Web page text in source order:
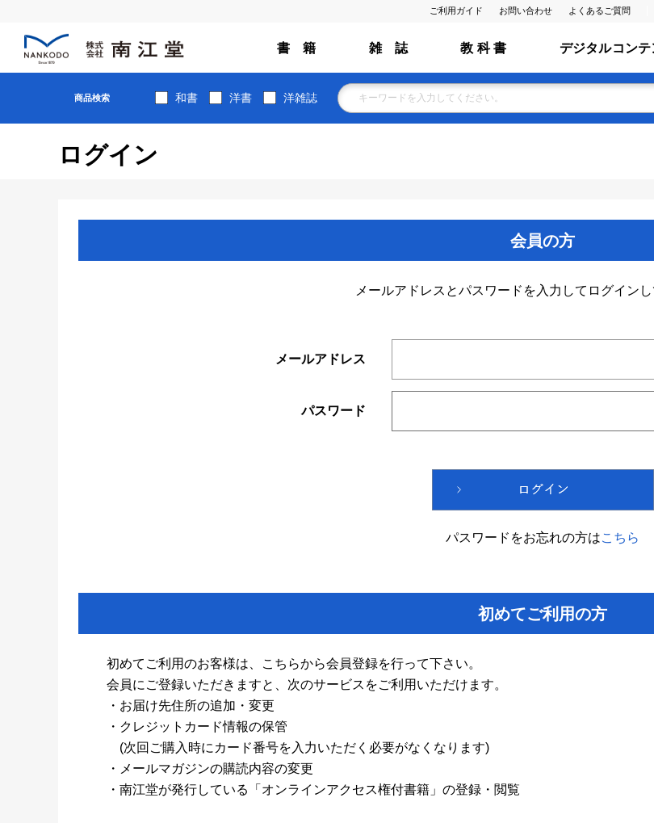
ご利用ガイド お問い合わせ よくあるご質問
書 籍 雑 誌 教 科 書 デジタルコンテ
商品検索 和書 洋書 洋雑誌
ログイン
会員の方
メールアドレスとパスワードを入力してログインし
メールアドレス
パスワード
パスワードをお忘れの方はこちら
初めてご利用の方
初めてご利用のお客様は、こちらから会員登録を行って下さい。
会員にご登録いただきますと、次のサービスをご利用いただけます。
・お届け先住所の追加・変更
・クレジットカード情報の保管
(次回ご購入時にカード番号を入力いただく必要がなくなります)
・メールマガジンの購読内容の変更
・南江堂が発行している「オンラインアクセス権付書籍」の登録・閲覧